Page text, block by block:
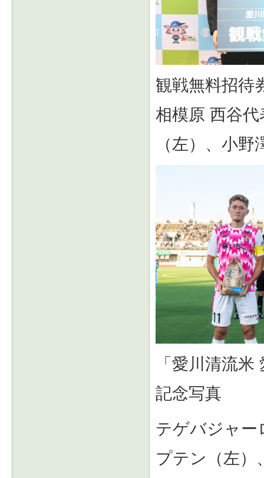
観戦無料招待
相模原 西谷
（左）、小
「愛川清流
記念写真
テゲバジャー
プテン（左）